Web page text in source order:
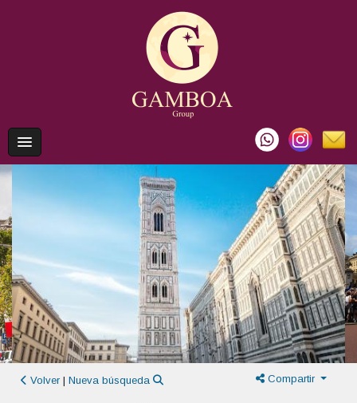
Volver |Nueva búsqueda Compartir